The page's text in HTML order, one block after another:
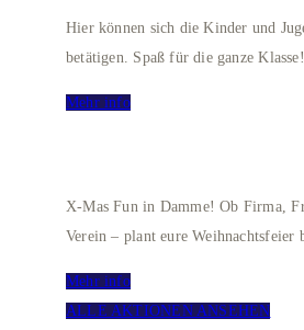
Hier können sich die Kinder und
betätigen. Spaß für die ganze Klasse!
Mehr info
X-Mas Fun in Damme! Ob Firma,
Verein – plant eure Weihnachtsfeier
Mehr info
ALLE AKTIONEN ANSEHEN